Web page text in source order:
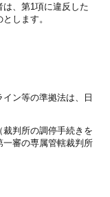
、第1項に違反した
します。
ン等の準拠法は、日
判所の調停手続きを
審の専属管轄裁判所